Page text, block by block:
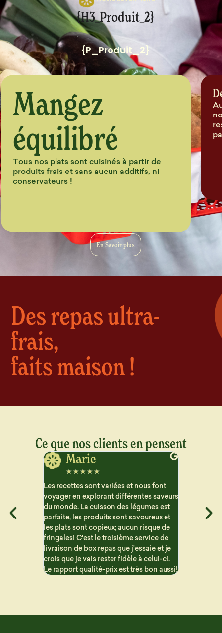
{H3_Produit_2}
{P_Produit_2}
Mangez
équilibré
Tous nos plats sont cuisinés à partir de
produits frais et sans aucun additifs, ni
conservateurs !
En Savoir plus
Des repas ultra-
frais,
faits maison !
Ce que nos clients en pensent
est
et
Jerome
☆☆☆☆☆
Vraiment satisfait des plats que je reçois
pour le semaine. Beaucoup de choix et
les repas sont bien détaillé pour suivre
les macros. Les portions sont généreuse
et c'est vraiment bon !! Problème de
livraison mais qui n'est en aucun cas la
faute de Dailycieux. Je recommande